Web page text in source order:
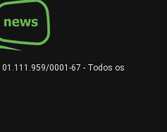
01.111.959/0001-67 - Todos os